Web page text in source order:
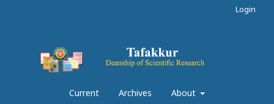
Current Archives About
Login